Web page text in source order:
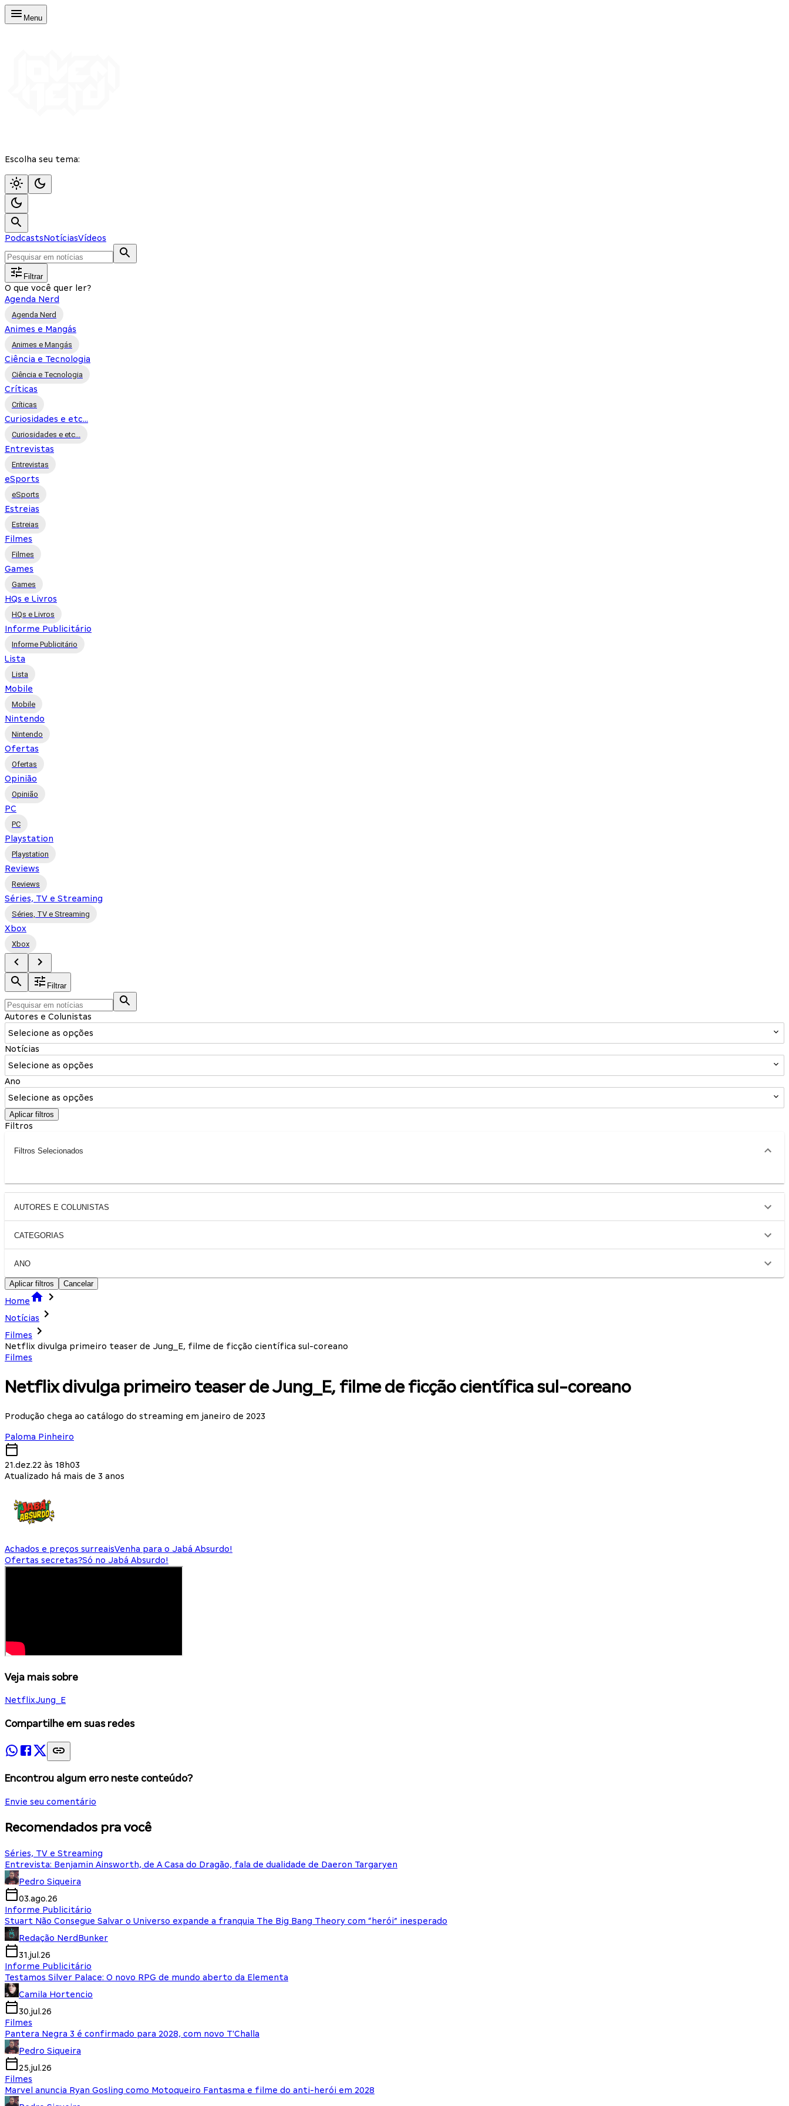
Menu
Escolha seu tema:
PodcastsNotíciasVídeos
Filtrar
O que você quer ler?
Agenda Nerd
Agenda Nerd
Animes e Mangás
Animes e Mangás
Ciência e Tecnologia
Ciência e Tecnologia
Críticas
Críticas
Curiosidades e etc...
Curiosidades e etc...
Entrevistas
Entrevistas
eSports
eSports
Estreias
Estreias
Filmes
Filmes
Games
Games
HQs e Livros
HQs e Livros
Informe Publicitário
Informe Publicitário
Lista
Lista
Mobile
Mobile
Nintendo
Nintendo
Ofertas
Ofertas
Opinião
Opinião
PC
PC
Playstation
Playstation
Reviews
Reviews
Séries, TV e Streaming
Séries, TV e Streaming
Xbox
Xbox
Filtrar
Autores e Colunistas
Selecione as opções
Notícias
Selecione as opções
Ano
Selecione as opções
Aplicar filtros
Filtros
Filtros Selecionados
AUTORES E COLUNISTAS
CATEGORIAS
ANO
Aplicar filtros Cancelar
Home
Notícias
Filmes
Netflix divulga primeiro teaser de Jung_E, filme de ficção científica sul-coreano
Filmes
Netflix divulga primeiro teaser de Jung_E, filme de ficção científica sul-coreano
Produção chega ao catálogo do streaming em janeiro de 2023
Paloma Pinheiro
21.dez.22 às 18h03
Atualizado há mais de 3 anos
Achados e preços surreaisVenha para o Jabá Absurdo!
Ofertas secretas?Só no Jabá Absurdo!
Veja mais sobre
NetflixJung_E
Compartilhe em suas redes
Encontrou algum erro neste conteúdo?
Envie seu comentário
Recomendados pra você
Séries, TV e Streaming
Entrevista: Benjamin Ainsworth, de A Casa do Dragão, fala de dualidade de Daeron Targaryen
Pedro Siqueira
03.ago.26
Informe Publicitário
Stuart Não Consegue Salvar o Universo expande a franquia The Big Bang Theory com “herói” inesperado
Redação NerdBunker
31.jul.26
Informe Publicitário
Testamos Silver Palace: O novo RPG de mundo aberto da Elementa
Camila Hortencio
30.jul.26
Filmes
Pantera Negra 3 é confirmado para 2028, com novo T'Challa
Pedro Siqueira
25.jul.26
Filmes
Marvel anuncia Ryan Gosling como Motoqueiro Fantasma e filme do anti-herói em 2028